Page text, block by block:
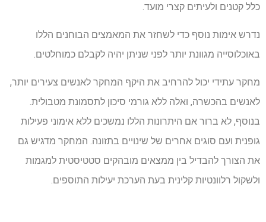
כלל קטנים ולעיתים קצרי מועד.
נדרש אימות נוסף כדי לשחזר את המאמצים הבוחנים הללו
באוכלוסייה מגוונת יותר לפני שניתן יהיה לקבלם כמוחלטים.
מחקר עתידי יכול להרחיב את היקף המחקר לאנשים צעירים יותר,
לאנשים בהכשרה, ואלה ללא גורמי סיכון לתסמונת מטבולית.
בנוסף, לא ברור אם היתרונות הללו נמשכים ללא אימוני פעילות
גופנית ועם סוגים אחרים של שינויים בתזונה. המחקר מדגיש גם
את הצורך להבדיל בין ממצאים מובהקים סטטיסטית למגמות
ולשקול רלוונטיות קלינית בעת הערכת יעילות התוספים.